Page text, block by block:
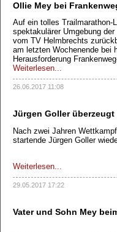
Ollie Mey bei
Auf ein tolles Trailmarathon-
spektakulärer Umgebung
vom TV Helmbrechts
am letzten Wochenende bei
Herausforderung
Weiterlesen...
26.06.2017 11:08
Jürgen Goller
Nach zwei Jahren
startende Jürgen Goller
Weiterlesen...
29.05.2017 17:22
Vater und Sohn Mey